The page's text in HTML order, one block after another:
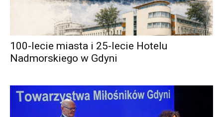
100-lecie miasta i 25-lecie Hotelu
Nadmorskiego w Gdyni